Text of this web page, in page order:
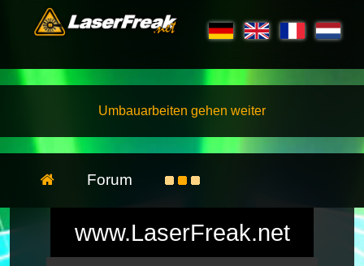
Umbauarbeiten gehen weiter
Forum
www.LaserFreak.net